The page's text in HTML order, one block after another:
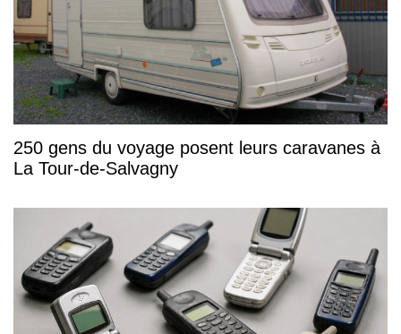
250 gens du voyage posent leurs caravanes à
La Tour-de-Salvagny